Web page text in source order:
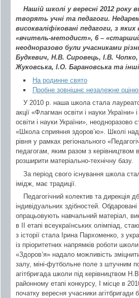
Нашій школі у вересні 2012 року
творять учні та педагоги.
високваліфіковані педагоги, з
«вчитель-методист», 6 –
неодноразово були учасниками
Будкевич, Н.В. Сировець, І.В.
Жуковська, І.О. Барановська та
На родинне свято
Пробне зовнішнє незалежне
У 2010 р. наша школа стала
акції «Флагман освіти і науки
освіти і науки України», неодноразово
«Школа сприяння здоров’ю». Школі
рівня у рамках регіонального
педагогам, яким разом з
розширити матеріально-технічну базу.
За період свого існування школа
імідж, має традиції.
Педагогічний колектив та дирекція
індивідуальних здібностей.
опрацьовують навчальний матеріал,
в ІІ етапі всеукраїнських олімпіад,
з історії стала Ірина Пархоменко, з
із пріоритетних напрямків роботи
«Здоров’я» надало можливість
залу, міні-футбольне поле з штучним
агітбригада школи під керівництвом
районному етапі конкурсу, І місце в
початку вересня учасники агітбригади